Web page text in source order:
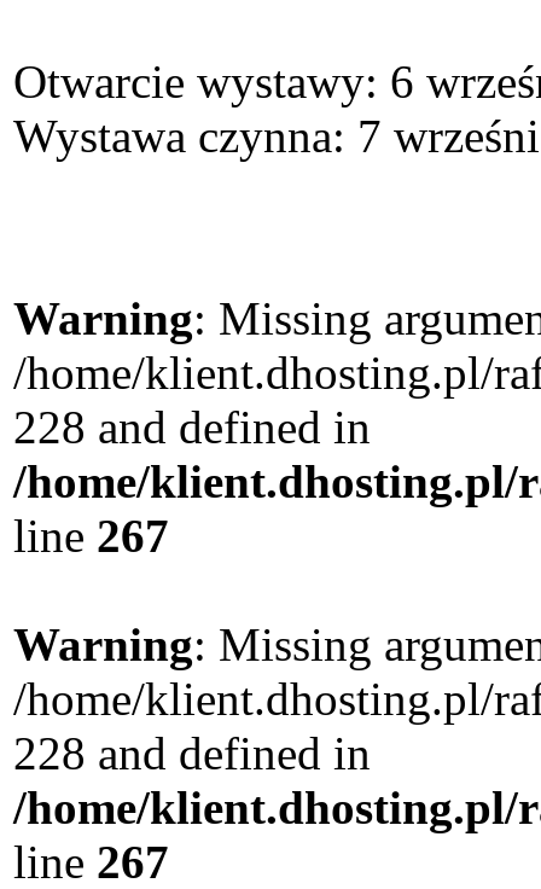
Otwarcie wystawy: 6
Wystawa czynna: 7
Warning: Missing
/home/klient.dhosting.pl/
228 and defined in
/home/klient.dhosting.pl/
line 267
Warning: Missing
/home/klient.dhosting.pl/
228 and defined in
/home/klient.dhosting.pl/
line 267